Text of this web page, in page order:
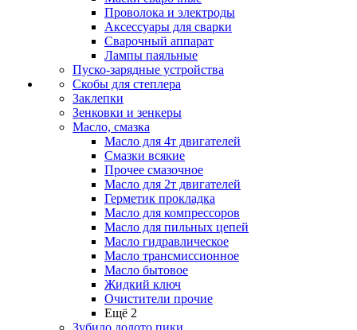
Проволока и электроды
Аксессуары для сварки
Сварочный аппарат
Лампы паяльные
Пуско-зарядные устройства
Скобы для степлера
Заклепки
Зенковки и зенкеры
Масло, смазка
Масло для 4т двигателей
Смазки всякие
Прочее смазочное
Масло для 2т двигателей
Герметик прокладка
Масло для компрессоров
Масло для пильных цепей
Масло гидравлическое
Масло трансмиссионное
Масло бытовое
Жидкий ключ
Очистители прочие
Ещё 2
Зубило долото пики